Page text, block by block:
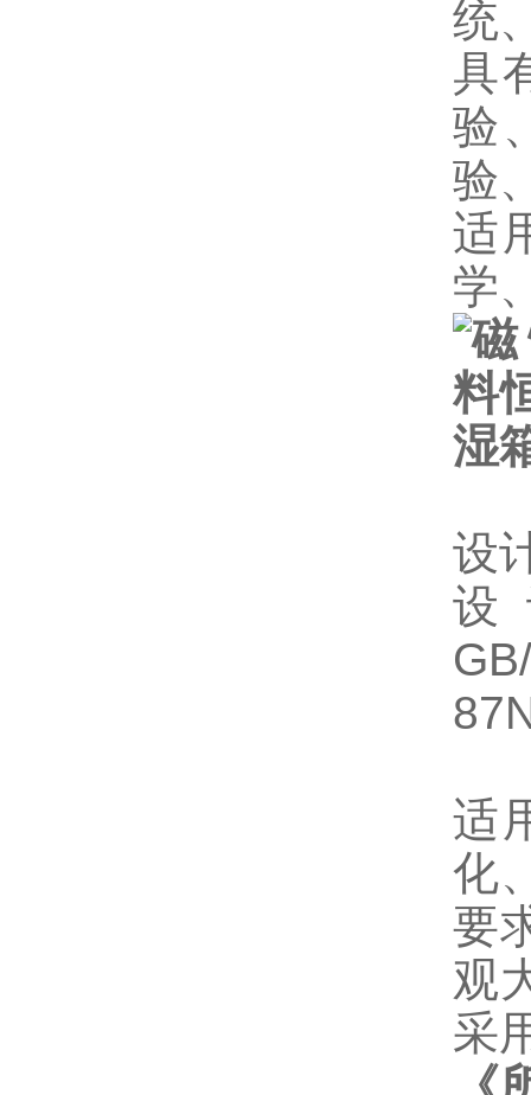
统
具
验
验
适
学
设
适
化
要
观
采